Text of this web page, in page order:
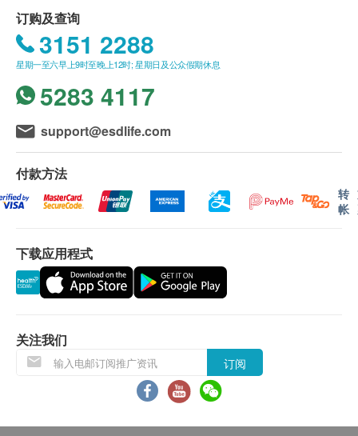
体脂肪量
内脏脂肪
基础代谢率
体重控制指引
肥胖评估
腰臀比
肥胖诊断
基础代谢卡路里
谷丙转氨酶
谷草转氨酶
血管硬度检查
中心动脉硬化程度指标
上臂动脉硬化程度指标
务及内容。
壹森健康(Life Young Health)保留随时更改或终止
此服务的权利，恕不另行通知。
如有任何争议，健康网购health.ESDlife 及壹森健
康医疗有限公司 (Life Young Healthcare Limited)
使用长者医疗券
如希望使用长者医疗券进行支付，请在订购前先联络
健康网购，以便我们为您做出相应的安排。
身体检查计划只适用于18岁或以上人士。
身体检查计划有效期为12个月，客户必须于12个月内
(由确认付款日期起计) 接受有关服务，逾期作废。
报告
订购及查询
3151 2288
星期一至六早上9时至晚上12时; 星期日及公众假期休息
5283 4117
support@esdlife.com
付款方法
转
帐
下载应用程式
关注我们
订阅